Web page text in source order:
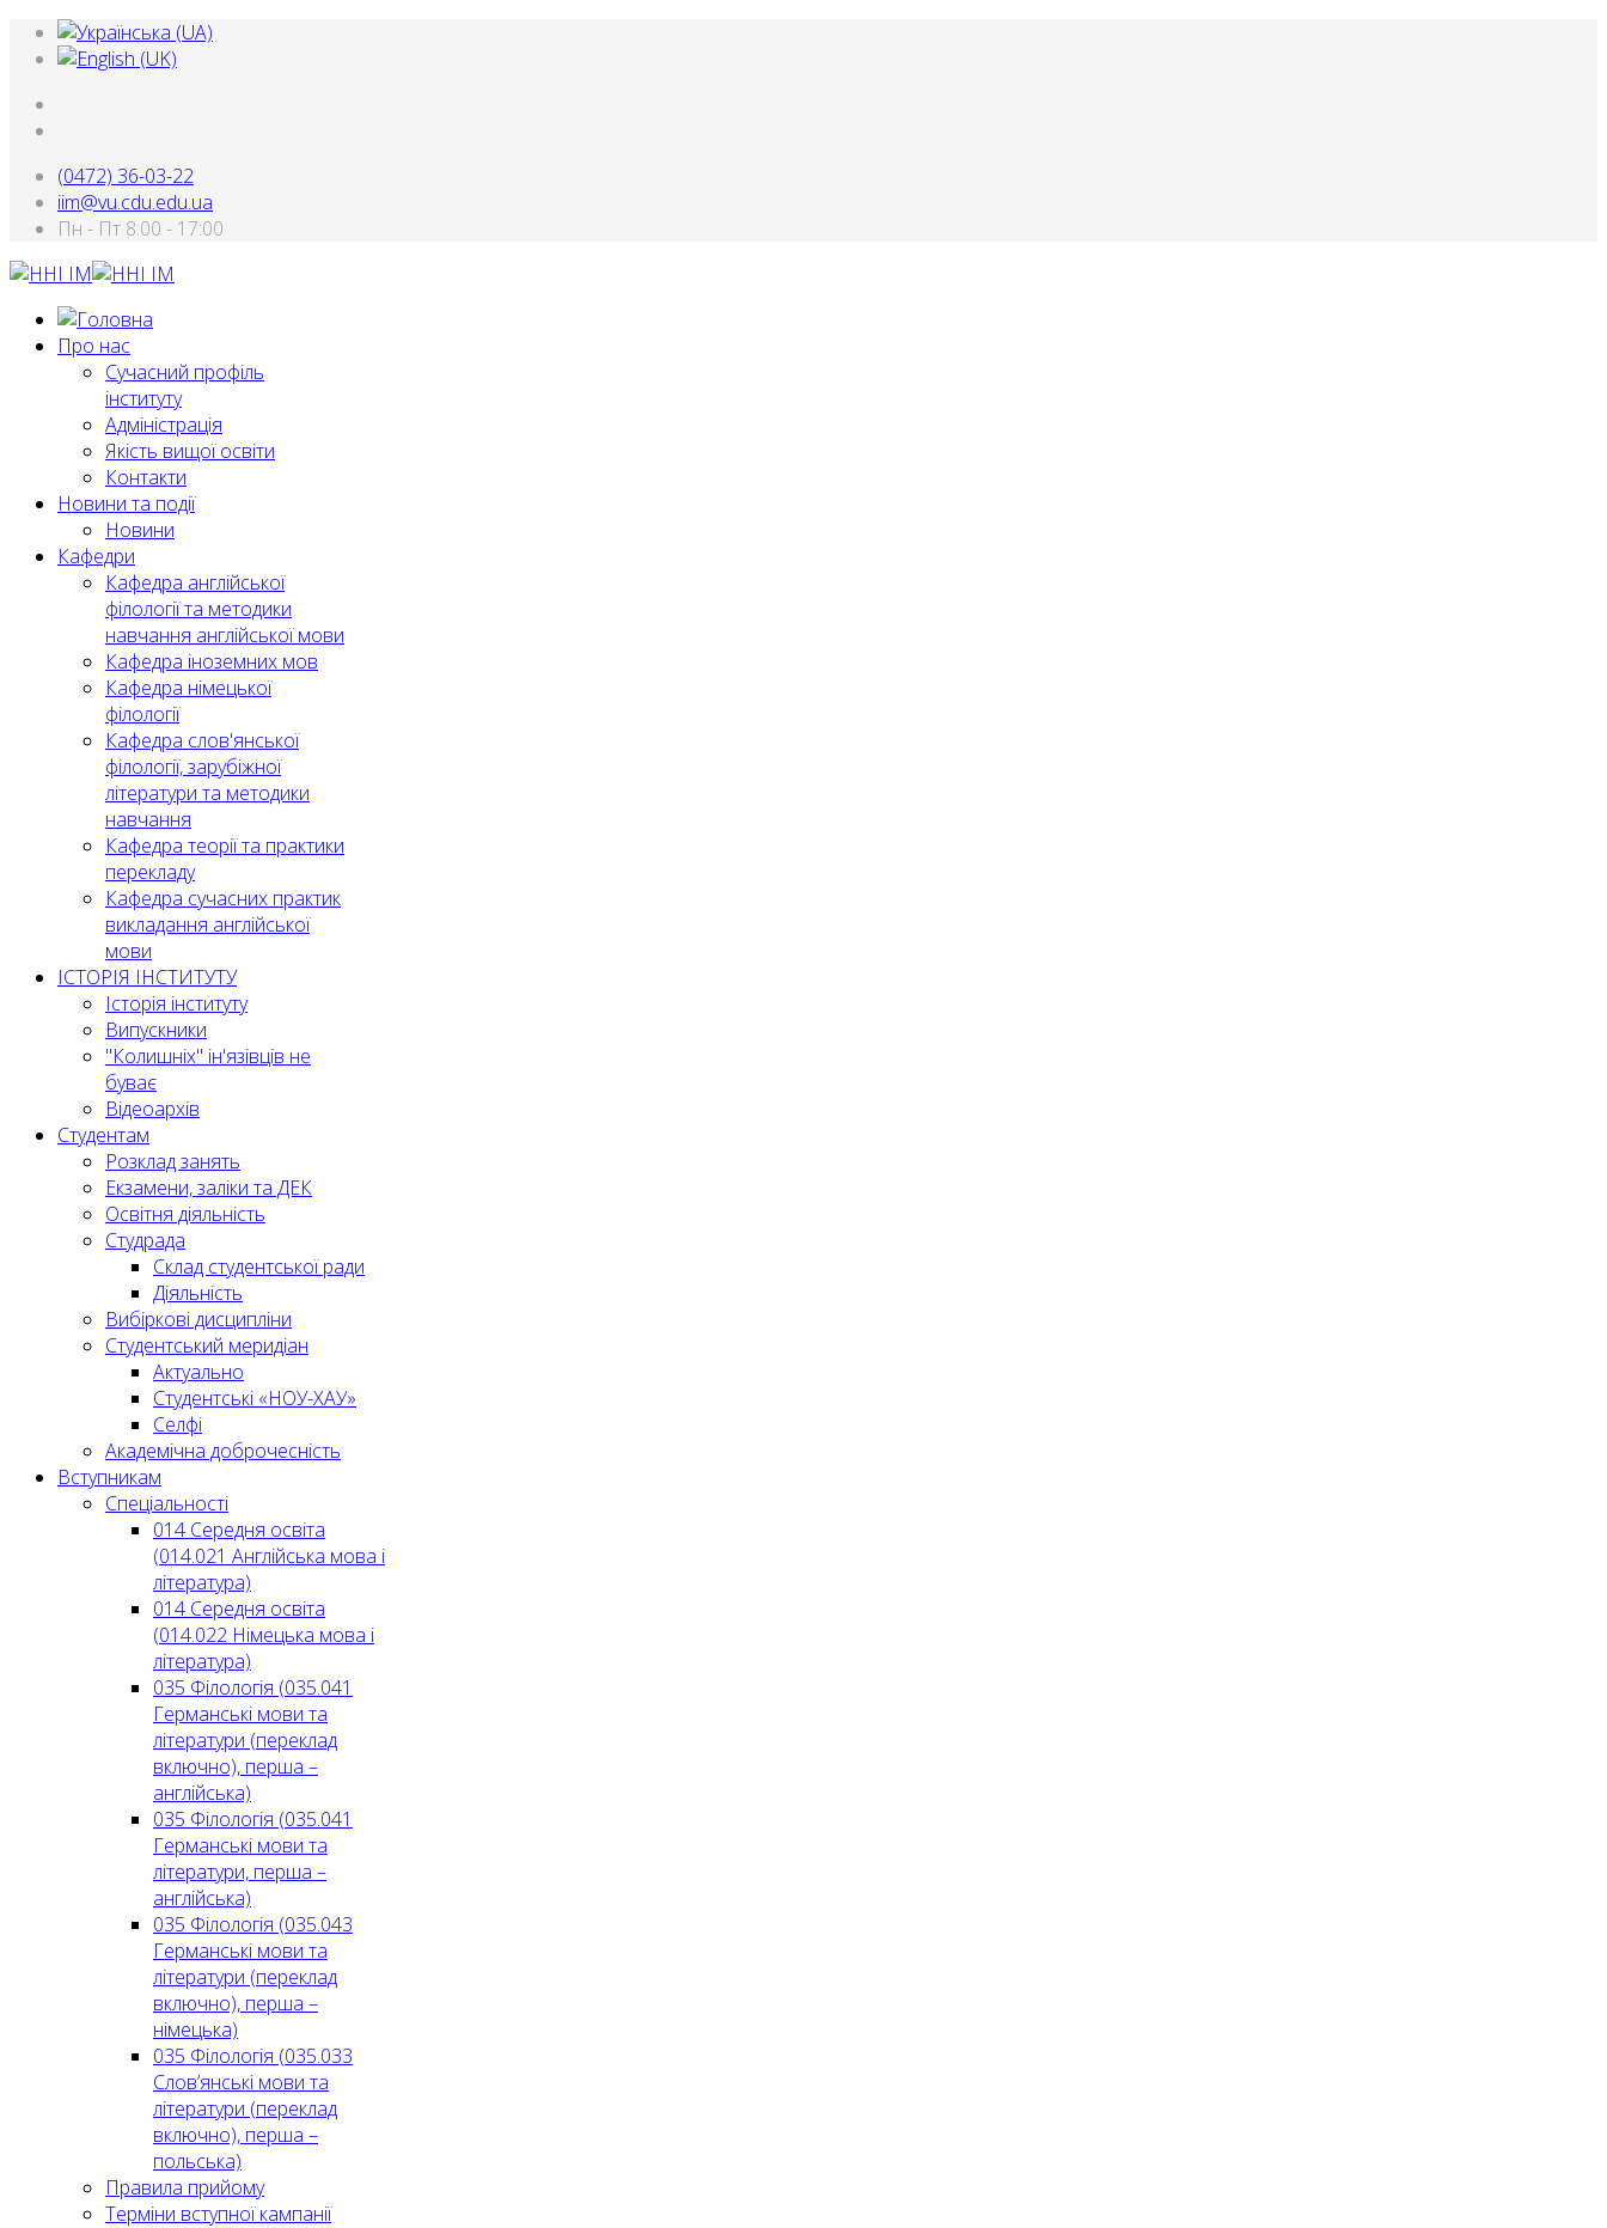
(0472) 36-03-22
iim@vu.cdu.edu.ua
Пн - Пт 8:00 - 17:00
Про нас
Сучасний профіль
інституту
Адміністрація
Якість вищої освіти
Контакти
Новини та події
Новини
Кафедри
Кафедра англійської
філології та методики
навчання англійської мови
Кафедра іноземних мов
Кафедра німецької
філології
Кафедра слов'янської
філології, зарубіжної
літератури та методики
навчання
Кафедра теорії та практики
перекладу
Кафедра сучасних практик
викладання англійської
мови
ІСТОРІЯ ІНСТИТУТУ
Історія інституту
Випускники
"Колишніх" ін'язівців не
буває
Відеоархів
Студентам
Розклад занять
Екзамени, заліки та ДЕК
Освітня діяльність
Студрада
Склад студентської ради
Діяльність
Вибіркові дисципліни
Студентський меридіан
Актуально
Студентські «НОУ-ХАУ»
Селфі
Академічна доброчесність
Вступникам
Спеціальності
014 Середня освіта
(014.021 Англійська мова і
література)
014 Середня освіта
(014.022 Німецька мова і
література)
035 Філологія (035.041
Германські мови та
літератури (переклад
включно), перша –
англійська)
035 Філологія (035.041
Германські мови та
літератури, перша –
англійська)
035 Філологія (035.043
Германські мови та
літератури (переклад
включно), перша –
німецька)
035 Філологія (035.033
Слов’янські мови та
літератури (переклад
включно), перша –
польська)
Правила прийому
Терміни вступної кампанії